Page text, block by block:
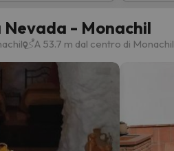
Hotel di montagna
Nevada - Monachil
A 53.7 m dal centro di Monachil